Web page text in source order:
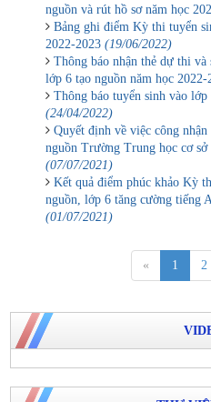
nguồn và rút hồ sơ năm học
Bảng ghi điểm Kỳ thi tuyển
2022-2023 (19/06/2022)
Thông báo nhận thẻ dự thi
lớp 6 tạo nguồn năm học 2022-
Thông báo tuyển sinh vào
(24/04/2022)
Quyết định về việc công
nguồn Trường Trung học cơ
(07/07/2021)
Kết quả điểm phúc khảo Kỳ
nguồn, lớp 6 tăng cường tiếng
(01/07/2021)
« 1 2